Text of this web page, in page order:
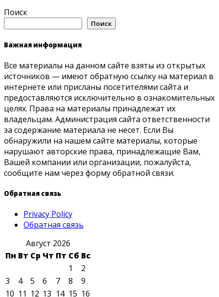
Поиск
Поиск
Важная информация
Все материалы на данном сайте взяты из открытых
источников — имеют обратную ссылку на материал в
интернете или присланы посетителями сайта и
предоставляются исключительно в ознакомительных
целях. Права на материалы принадлежат их
владельцам. Администрация сайта ответственности
за содержание материала не несет. Если Вы
обнаружили на нашем сайте материалы, которые
нарушают авторские права, принадлежащие Вам,
Вашей компании или организации, пожалуйста,
сообщите нам через форму обратной связи.
Обратная связь
Privacy Policy
Обратная связь
Август 2026
Пн Вт Ср Чт Пт Сб Вс
1
2
3
4 5 6 7 8
9
10 11 12 13 14 15 16